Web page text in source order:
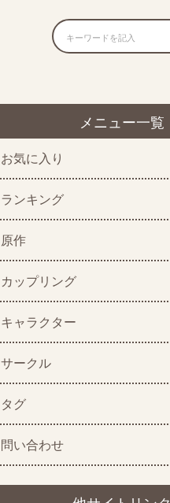
メニュー一覧
お気に入り
ランキング
原作
カップリング
キャラクター
サークル
タグ
問い合わせ